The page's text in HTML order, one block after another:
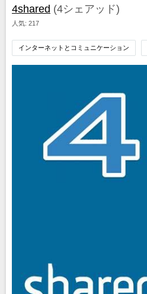
4shared (4シェアッド)
人気: 217
インターネットとコミュニケーション